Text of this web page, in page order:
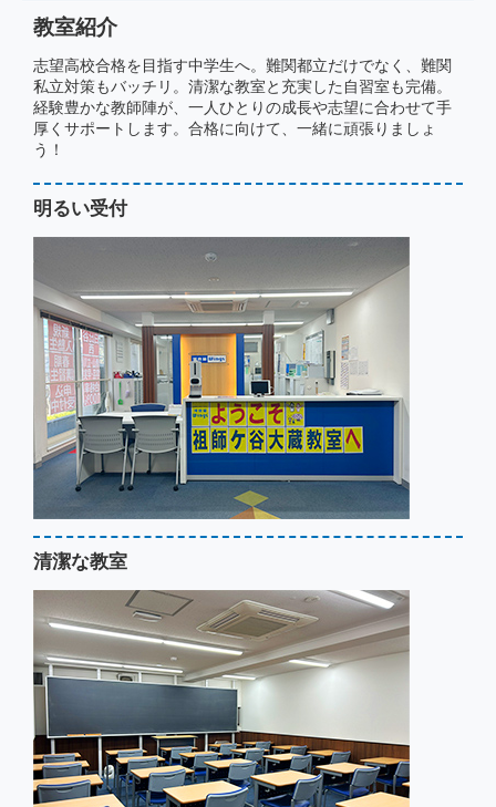
教室紹介
志望高校合格を目指す中学生へ。難関都立だけでなく、難関
私立対策もバッチリ。清潔な教室と充実した自習室も完備。
経験豊かな教師陣が、一人ひとりの成長や志望に合わせて手
厚くサポートします。合格に向けて、一緒に頑張りましょ
う！
明るい受付
清潔な教室